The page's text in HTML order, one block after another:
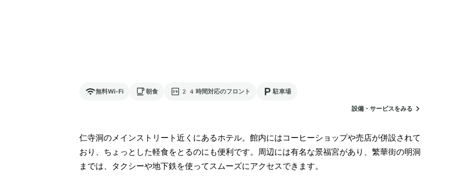
無料Wi-Fi 朝食 24時間対応のフロント 駐車場
設備・サービスをみる
仁寺洞のメインストリート近くにあるホテル。館内にはコーヒーショップや売店が併設されて
おり、ちょっとした軽食をとるのにも便利です。周辺には有名な景福宮があり、繁華街の明洞
までは、タクシーや地下鉄を使ってスムーズにアクセスできます。